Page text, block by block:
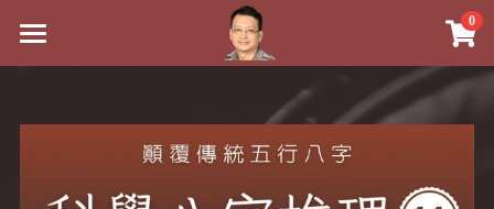
0
最新消息
關於我
×
商品分類
八字線上完整班
×
部落格分類
心靈成長